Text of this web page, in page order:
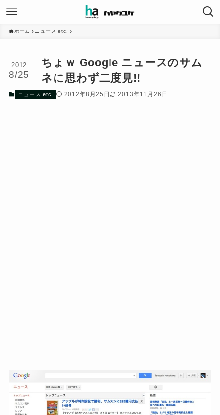
ホーム ニュース etc.
ちょｗ Google ニュースのサム
ネに思わず二度見!!
2012
8/25
ニュース etc. 2012年8月25日 2013年11月26日